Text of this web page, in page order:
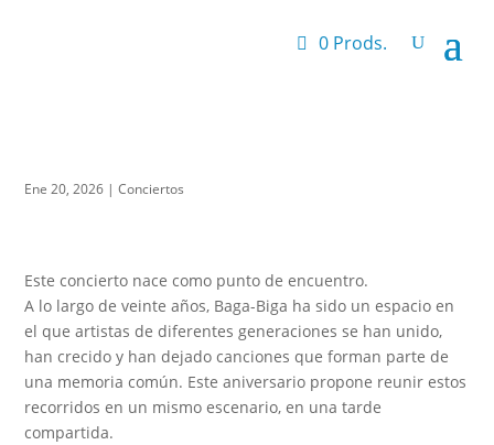
0 Prods.
Ene 20, 2026 |Conciertos
Este concierto nace como punto de encuentro.
A lo largo de veinte años, Baga-Biga ha sido un espacio en
el que artistas de diferentes generaciones se han unido,
han crecido y han dejado canciones que forman parte de
una memoria común. Este aniversario propone reunir estos
recorridos en un mismo escenario, en una tarde
compartida.